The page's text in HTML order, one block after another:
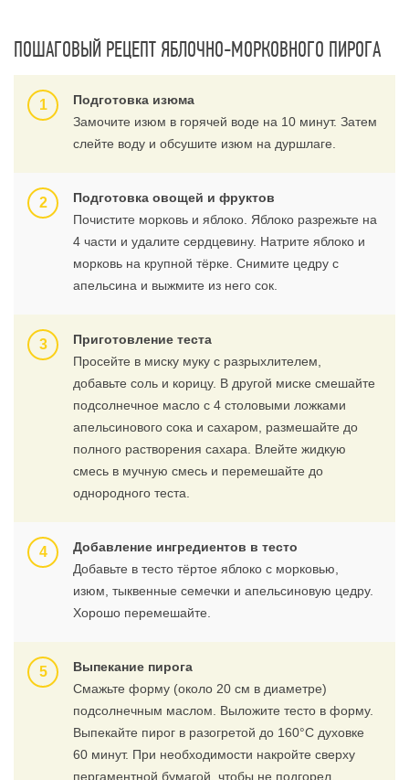
ПОШАГОВЫЙ РЕЦЕПТ ЯБЛОЧНО-МОРКОВНОГО ПИРОГА
Подготовка изюма
Замочите изюм в горячей воде на 10 минут. Затем
слейте воду и обсушите изюм на дуршлаге.
Подготовка овощей и фруктов
Почистите морковь и яблоко. Яблоко разрежьте на
4 части и удалите сердцевину. Натрите яблоко и
морковь на крупной тёрке. Снимите цедру с
апельсина и выжмите из него сок.
Приготовление теста
Просейте в миску муку с разрыхлителем,
добавьте соль и корицу. В другой миске смешайте
подсолнечное масло с 4 столовыми ложками
апельсинового сока и сахаром, размешайте до
полного растворения сахара. Влейте жидкую
смесь в мучную смесь и перемешайте до
однородного теста.
Добавление ингредиентов в тесто
Добавьте в тесто тёртое яблоко с морковью,
изюм, тыквенные семечки и апельсиновую цедру.
Хорошо перемешайте.
Выпекание пирога
Смажьте форму (около 20 см в диаметре)
подсолнечным маслом. Выложите тесто в форму.
Выпекайте пирог в разогретой до 160°С духовке
60 минут. При необходимости накройте сверху
пергаментной бумагой, чтобы не подгорел.